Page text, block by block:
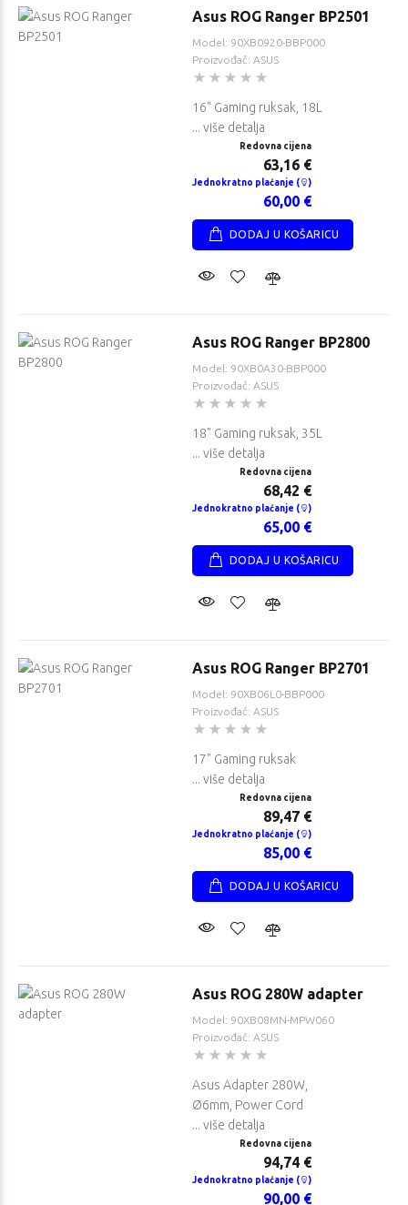
Asus ROG Ranger BP2501
Model: 90XB0920-BBP000
Proizvođač: ASUS
16" Gaming ruksak, 18L
... više detalja
Redovna cijena
63,16 €
Jednokratno plaćanje ( )
60,00 €
DODAJ U KOŠARICU
Asus ROG Ranger BP2800
Model: 90XB0A30-BBP000
Proizvođač: ASUS
18" Gaming ruksak, 35L
... više detalja
Redovna cijena
68,42 €
Jednokratno plaćanje ( )
65,00 €
DODAJ U KOŠARICU
Asus ROG Ranger BP2701
Model: 90XB06L0-BBP000
Proizvođač: ASUS
17" Gaming ruksak
... više detalja
Redovna cijena
89,47 €
Jednokratno plaćanje ( )
85,00 €
DODAJ U KOŠARICU
Asus ROG 280W adapter
Model: 90XB08MN-MPW060
Proizvođač: ASUS
Asus Adapter 280W,
Ø6mm, Power Cord
... više detalja
Redovna cijena
94,74 €
Jednokratno plaćanje ( )
90,00 €